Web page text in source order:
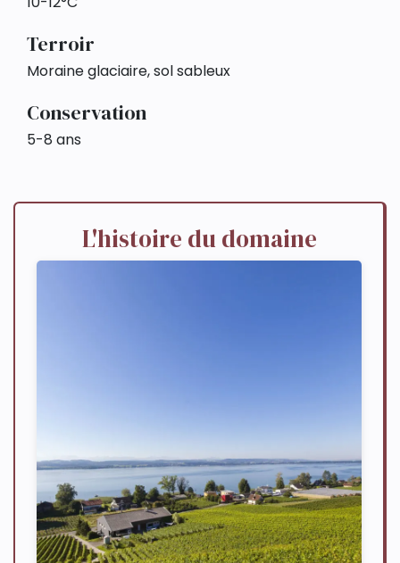
Terroir
Moraine glaciaire, sol sableux
Conservation
5-8 ans
L'histoire du domaine